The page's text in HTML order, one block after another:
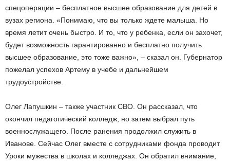
спецоперации – бесплатное высшее образование для детей в
вузах региона. «Понимаю, что вы только ждете малыша. Но
время летит очень быстро. И то, что у ребенка, если он захочет,
будет возможность гарантированно и бесплатно получить
высшее образование, это тоже важно», – сказал он. Губернатор
пожелал успехов Артему в учебе и дальнейшем
трудоустройстве.
Олег Лапушкин – также участник СВО. Он рассказал, что
окончил педагогический колледж, но затем выбрал путь
военнослужащего. После ранения продолжил служить в
Иванове. Сейчас Олег вместе с сотрудниками фонда проводит
Уроки мужества в школах и колледжах. Он обратил внимание,